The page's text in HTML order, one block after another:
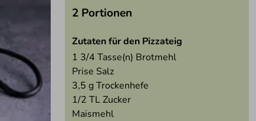
2 Portionen
Zutaten für den Pizzateig
1 3/4 Tasse(n) Brotmehl
Prise Salz
3,5 g Trockenhefe
1/2 TL Zucker
Maismehl